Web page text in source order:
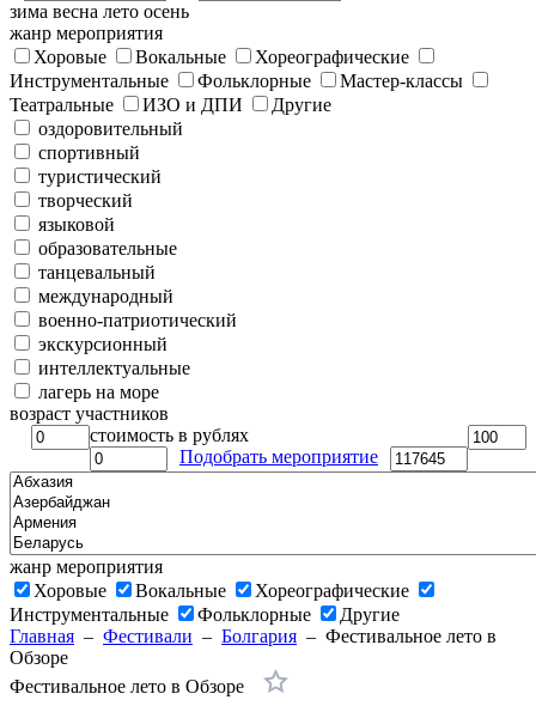
зима весна лето осень
жанр мероприятия
Хоровые
Вокальные
Хореографические
Инструментальные
Фольклорные
Мастер-классы
Театральные
ИЗО и ДПИ
Другие
оздоровительный
спортивный
туристический
творческий
языковой
образовательные
танцевальный
международный
военно-патриотический
экскурсионный
интеллектуальные
лагерь на море
возраст участников
стоимость в рублях
Подобрать мероприятие
жанр мероприятия
Хоровые
Вокальные
Хореографические
Инструментальные
Фольклорные
Другие
Главная – Фестивали – Болгария – Фестивальное лето в
Обзоре
Фестивальное лето в Обзоре